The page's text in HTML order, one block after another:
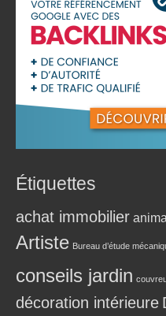
Étiquettes
achat immobilier
Artiste Bureau d’étude
conseils jardin
décoration intérieure